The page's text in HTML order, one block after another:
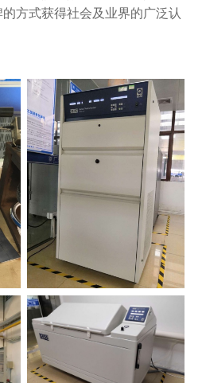
方式获得社会及业界的广泛认